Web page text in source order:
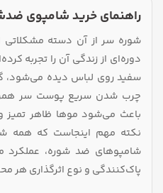
راهنمای خرید شامپوی
شوره سر از آن دسته مشکلاتی
دوره‌ای از زندگی آن را تجربه
سفید روی لباس دیده می‌شود،
چرب شدن سریع پوست سر
باعث می‌شود موها ظاهر تمیز
نکته مهم اینجاست که همه
شامپوهای ضد شوره، عملکرد
پاک‌کنندگی و نوع اثرگذاری هر